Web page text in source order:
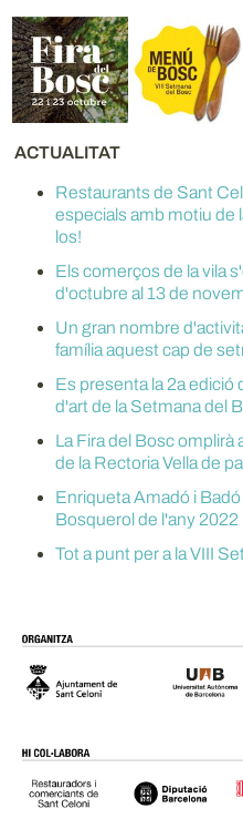
ACTUALITAT
Restaurants de Sant
especials amb motiu de
los!
Els comerços de la vila
d'octubre al 13 de
Un gran nombre
família aquest cap de
Es presenta la 2a edició
d'art de la Setmana del
La Fira del Bosc omplirà
de la Rectoria Vella de
Enriqueta Amadó i
Bosquerol de l'any 2022
Tot a punt per a la VIII